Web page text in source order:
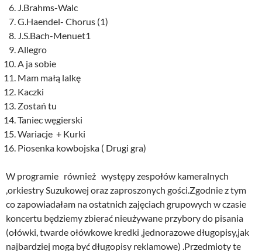
J.Brahms-Walc
G.Haendel- Chorus (1)
J.S.Bach-Menuet1
Allegro
A ja sobie
Mam małą lalkę
Kaczki
Zostań tu
Taniec węgierski
Wariacje + Kurki
Piosenka kowbojska ( Drugi gra)
W programie również występy zespołów kameralnych
,orkiestry Suzukowej oraz zaproszonych gości.Zgodnie z tym
co zapowiadałam na ostatnich zajęciach grupowych w czasie
koncertu będziemy zbierać nieużywane przybory do pisania
(ołówki, twarde ołówkowe kredki ,jednorazowe długopisy,jak
najbardziej mogą być długopisy reklamowe) .Przedmioty te